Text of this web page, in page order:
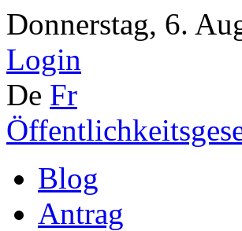
Donnerstag, 6.
Login
De Fr
Blog
Antrag